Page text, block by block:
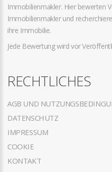
Immobilienmakler. Hier bewerten
Immobilienmakler und
ihre Immobilie.
Jede Bewertung wird vor
RECHTLICHES
AGB UND
DATENSCHUTZ
IMPRESSUM
COOKIE
KONTAKT